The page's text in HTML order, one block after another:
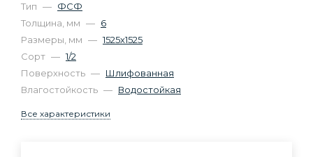
Тип — ФСФ
Толщина, мм — 6
Размеры, мм — 1525х1525
Сорт — 1/2
Поверхность — Шлифованная
Влагостойкость — Водостойкая
Все характеристики